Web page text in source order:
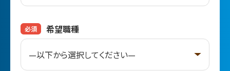
希望職種
必須